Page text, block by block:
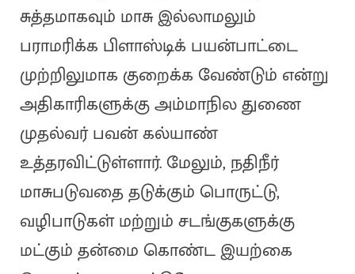
சுத்தமாகவும் மாசு இல்லாமலும்
பராமரிக்க பிளாஸ்டிக் பயன்பாட்டை
முற்றிலுமாக குறைக்க வேண்டும் என்று
அதிகாரிகளுக்கு அம்மாநில துணை
முதல்வர் பவன் கல்யாண்
உத்தரவிட்டுள்ளார். மேலும், நதிநீர்
மாசுபடுவதை தடுக்கும் பொருட்டு,
வழிபாடுகள் மற்றும் சடங்குகளுக்கு
மட்கும் தன்மை கொண்ட இயற்கை